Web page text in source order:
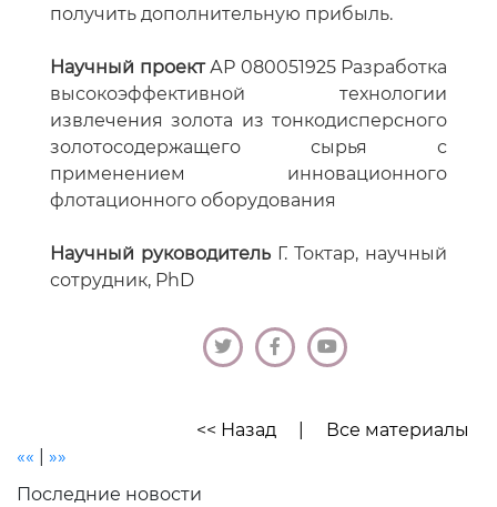
получить дополнительную прибыль.
Научный проектАР 080051925 Разработка
высокоэффективной технологии
извлечения золота из тонкодисперсного
золотосодержащего сырья с
применением инновационного
флотационного оборудования
Научный руководитель Г. Токтар, научный
сотрудник, PhD
<< Назад
Все материалы
««
»»
Последние новости